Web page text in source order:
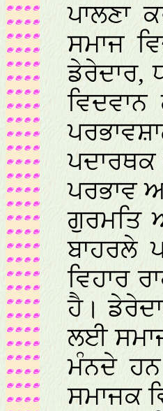
ਪਾਲਣਾ
ਸਮਾਜ
ਡੇਰੇਦਾਰ,
ਪਰਭਾਵ
ਗੁਰਮਤਿ
ਬਾਹਰਲੇ
ਵਿਹਾਰ
ਹੈ।
ਲਈ
ਮੰਨਦੇ
ਸਮਾਜਕ